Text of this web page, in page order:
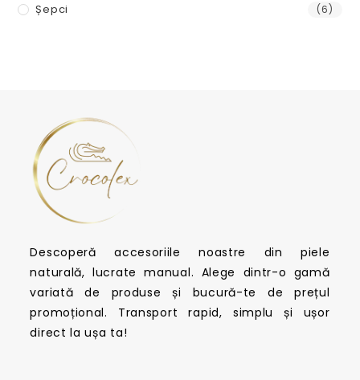
Șepci (6)
Descoperă accesoriile noastre din piele
naturală, lucrate manual. Alege dintr-o gamă
variată de produse și bucură-te de prețul
promoțional. Transport rapid, simplu și ușor
direct la ușa ta!